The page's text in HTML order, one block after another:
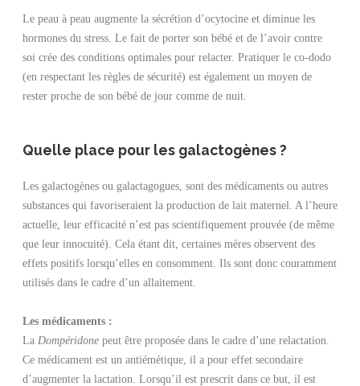
Le peau à peau augmente la sécrétion d’ocytocine et diminue les
hormones du stress. Le fait de porter son bébé et de l’avoir contre
soi crée des conditions optimales pour relacter. Pratiquer le co-dodo
(en respectant les règles de sécurité) est également un moyen de
rester proche de son bébé de jour comme de nuit.
Quelle place pour les galactogènes ?
Les galactogènes ou galactagogues, sont des médicaments ou autres
substances qui favoriseraient la production de lait maternel. A l’heure
actuelle, leur efficacité n’est pas scientifiquement prouvée (de même
que leur innocuité). Cela étant dit, certaines mères observent des
effets positifs lorsqu’elles en consomment. Ils sont donc couramment
utilisés dans le cadre d’un allaitement.
Les médicaments :
La Dompéridonepeut être proposée dans le cadre d’une relactation.
Ce médicament est un antiémétique, il a pour effet secondaire
d’augmenter la lactation. Lorsqu’il est prescrit dans ce but, il est